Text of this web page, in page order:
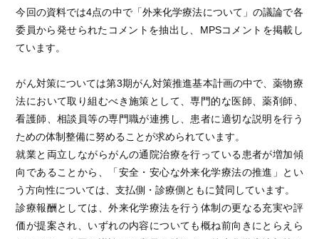
今回の資料では4点の中で「外来化学療法について」の議論で各
委員から発せられたコメントを抽出し、MPSコメントを掲載し
ています。
がん対策については第3期がん対策推進基本計画の中で、薬物療
法において取り組むべき施策として、専門的な医師、薬剤師、
看護師、相談員等の専門職が連携し、患者に適切な説明を行う
ための体制整備に努めることが求められています。
就業と両立しながらがんの通院治療を行っている患者が増加傾
向であることから、「安全・安心な外来化学療法の推進」とい
う方向性については、支払側・診療側ともに賛同しています。
診療報酬としては、外来化学療法を行う体制の更なる充実や評
価が提案され、いずれの内容についても概ね前向きにとらえら